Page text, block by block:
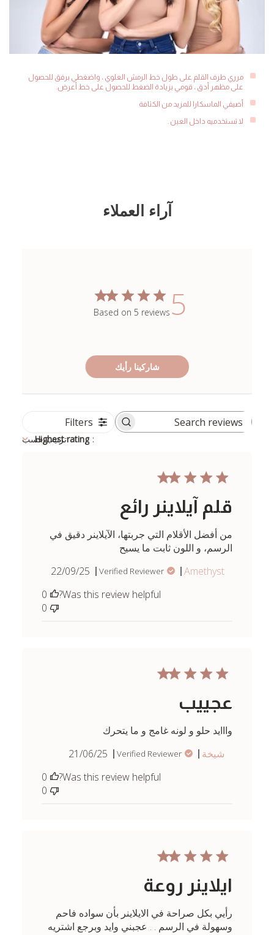
مرري طرف القلم على طول خط الرمش العلوي ، واضغطي برفق للحصول
على مظهر أدق ، قومي بزيادة الضغط للحصول على خط أعرض.
أضيفي الماسكارا للمزيد من الكثافة
لا تستخدميه داخل العين .
آراء العملاء
5
Based on 5 reviews
شاركينا رأيك
Search
Filters
ترتيب حسب :
Highest rating
قلم آيلاينر رائع
من أفضل الأقلام التي جربتها، الآيلاينر دقيق في
الرسم، و اللون ثابت ما يسيح
Amethyst
Verified Reviewer
Published22/09/25
Was this review helpful?
0
0
عجييب
وااايد حلو و لونه غامج و ما يتحرك
شيخة
Verified Reviewer
Published21/06/25
Was this review helpful?
0
0
ايلاينر روعة
رأيي بكل صراحة في الايلاينر بأن سواده فاحم
وسهولة في الرسم . . عجبني وايد وبرجع اشتريه